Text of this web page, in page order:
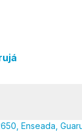
Enseada,